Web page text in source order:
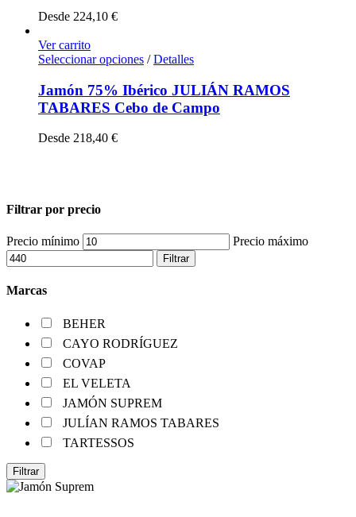
Desde 224,10 €
Ver carrito
Seleccionar opciones / Detalles
Jamón 75% Ibérico JULIÁN RAMOS
TABARES Cebo de Campo
Desde 218,40 €
Filtrar por precio
Precio mínimo Precio máximo
Filtrar
Marcas
BEHER
CAYO RODRÍGUEZ
COVAP
EL VELETA
JAMÓN SUPREM
JULÍAN RAMOS TABARES
TARTESSOS
Filtrar